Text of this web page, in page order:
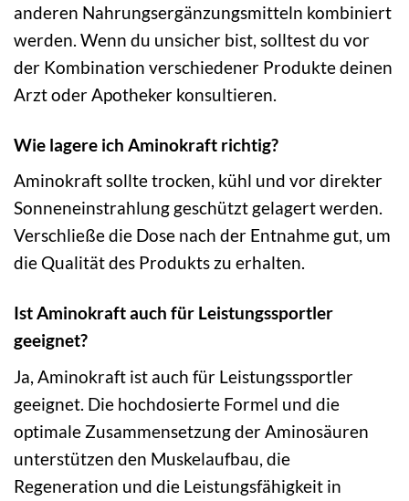
anderen Nahrungsergänzungsmitteln kombiniert
werden. Wenn du unsicher bist, solltest du vor
der Kombination verschiedener Produkte deinen
Arzt oder Apotheker konsultieren.
Wie lagere ich Aminokraft richtig?
Aminokraft sollte trocken, kühl und vor direkter
Sonneneinstrahlung geschützt gelagert werden.
Verschließe die Dose nach der Entnahme gut, um
die Qualität des Produkts zu erhalten.
Ist Aminokraft auch für Leistungssportler
geeignet?
Ja, Aminokraft ist auch für Leistungssportler
geeignet. Die hochdosierte Formel und die
optimale Zusammensetzung der Aminosäuren
unterstützen den Muskelaufbau, die
Regeneration und die Leistungsfähigkeit in